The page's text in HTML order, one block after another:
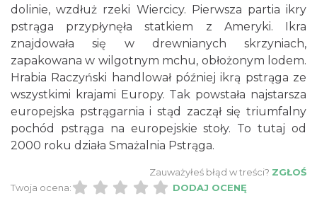
dolinie, wzdłuż rzeki Wiercicy. Pierwsza partia ikry
pstrąga przypłynęła statkiem z Ameryki. Ikra
znajdowała się w drewnianych skrzyniach,
zapakowana w wilgotnym mchu, obłożonym lodem.
Hrabia Raczyński handlował później ikrą pstrąga ze
wszystkimi krajami Europy. Tak powstała najstarsza
europejska pstrągarnia i stąd zaczął się triumfalny
pochód pstrąga na europejskie stoły. To tutaj od
2000 roku działa Smażalnia Pstrąga.
Zauważyłeś błąd w treści? ZGŁOŚ
Twoja ocena:
DODAJ OCENĘ